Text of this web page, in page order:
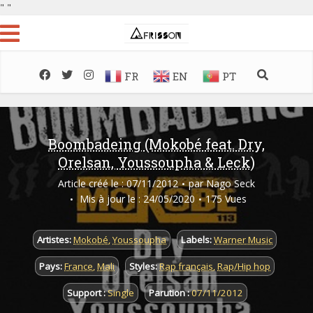
" "
FR EN PT
Boombadeing (Mokobé feat. Dry,
Orelsan, Youssoupha & Leck)
Article créé le : 07/11/2012 par Nago Seck
Mis à jour le : 24/05/2020
175 Vues
Artistes:Mokobé,Youssoupha Labels:Warner Music
Pays:France,Mali Styles:Rap français,Rap/Hip hop
Support :Single Parution :07/11/2012